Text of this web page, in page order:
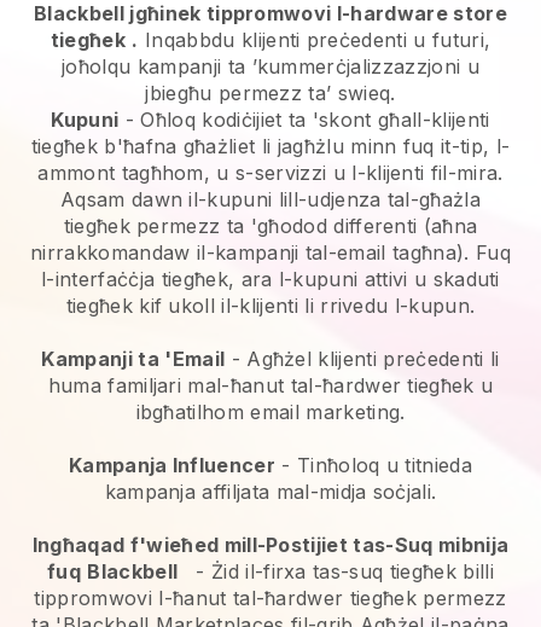
Blackbell jgħinek tippromwovi l-hardware store
tiegħek . Inqabbdu klijenti preċedenti u futuri,
joħolqu kampanji ta ’kummerċjalizzazzjoni u
jbiegħu permezz ta’ swieq.
Kupuni - Oħloq kodiċijiet ta 'skont għall-klijenti
tiegħek b'ħafna għażliet li jagħżlu minn fuq it-tip, l-
ammont tagħhom, u s-servizzi u l-klijenti fil-mira.
Aqsam dawn il-kupuni lill-udjenza tal-għażla
tiegħek permezz ta 'għodod differenti (aħna
nirrakkomandaw il-kampanji tal-email tagħna). Fuq
l-interfaċċja tiegħek, ara l-kupuni attivi u skaduti
tiegħek kif ukoll il-klijenti li rrivedu l-kupun.
Kampanji ta 'Email - Agħżel klijenti preċedenti li
huma familjari mal-ħanut tal-ħardwer tiegħek u
ibgħatilhom email marketing.
Kampanja Influencer - Tinħoloq u titnieda
kampanja affiljata mal-midja soċjali.
Ingħaqad f'wieħed mill-Postijiet tas-Suq mibnija
fuq Blackbell - Żid il-firxa tas-suq tiegħek billi
tippromwovi l-ħanut tal-ħardwer tiegħek permezz